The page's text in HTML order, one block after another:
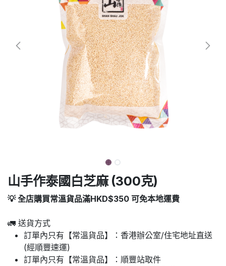
山手作泰國白芝麻 (300克)
💡 全店購買常溫貨品滿HKD$350 可免本地運費
🚛 送貨方式
訂單內只有【常溫貨品】：香港辦公室/住宅地址直送
(經順豐速運)
訂單內只有【常溫貨品】：順豐站取件